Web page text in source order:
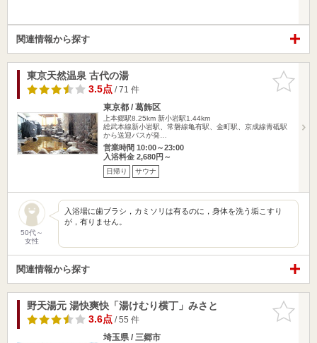
関連情報から探す
お気に入
りに追加
東京天然温泉 古代の湯
3.5点/ 71 件
東京都 / 葛飾区
上本郷駅8.25km 新小岩駅1.44km
総武本線新小岩駅、常磐線亀有駅、金町駅、京成線青砥駅
から送迎バスが発…
営業時間 10:00～23:00
入浴料金 2,680円～
日帰り サウナ
50代～
女性
入浴場に歯ブラシ，カミソリは有るのに，身体を洗う垢こすり
が，有りません。
関連情報から探す
お気に入
りに追加
野天湯元 湯快爽快「湯けむり横丁」みさと
3.6点/ 55 件
埼玉県 / 三郷市